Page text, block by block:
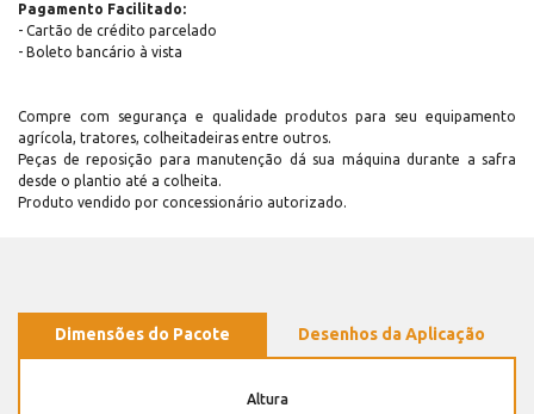
Pagamento Facilitado:
- Cartão de crédito parcelado
- Boleto bancário à vista
Compre com segurança e qualidade produtos para seu equipamento
agrícola, tratores, colheitadeiras entre outros.
Peças de reposição para manutenção dá sua máquina durante a safra
desde o plantio até a colheita.
Produto vendido por concessionário autorizado.
Dimensões do Pacote Desenhos da Aplicação
Altura